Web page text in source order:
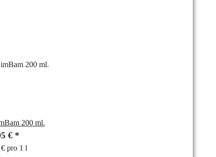
Heiliger BimBam 200 ml.
€ *
pro 1 l